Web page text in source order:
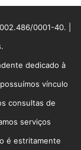
0001-40. |
dedicado à
vínculo
consultas de
serviços
é estritamente